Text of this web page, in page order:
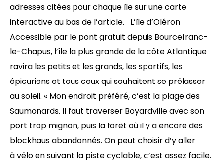
adresses citées pour chaque île sur une carte
interactive au bas de l’article. L’île d’Oléron
Accessible par le pont gratuit depuis Bourcefranc-
le-Chapus, l’île la plus grande de la côte Atlantique
ravira les petits et les grands, les sportifs, les
épicuriens et tous ceux qui souhaitent se prélasser
au soleil. « Mon endroit préféré, c’est la plage des
Saumonards. Il faut traverser Boyardville avec son
port trop mignon, puis la forêt où il y a encore des
blockhaus abandonnés. On peut choisir d’y aller
à vélo en suivant la piste cyclable, c’est assez facile.